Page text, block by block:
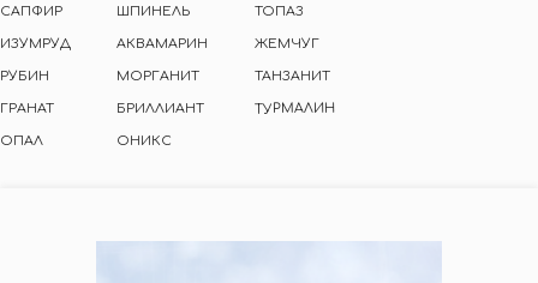
САПФИР
ИЗУМРУД
ШПИНЕЛЬ
РУБИН
АКВАМАРИН
МОРГАНИТ
ГРАНАТ БРИЛЛИАНТ
ТОПАЗ
ЖЕМЧУГ
ТУРМАЛИН
ТАНЗАНИТ
ОНИКС
ОПАЛ